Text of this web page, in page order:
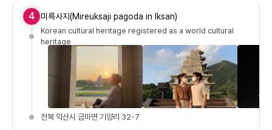
4 미륵사지(Mireuksaji pagoda in Iksan)
Korean cultural heritage registered as a world cultural
heritage
전북 익산시 금마면 기양리 32-7